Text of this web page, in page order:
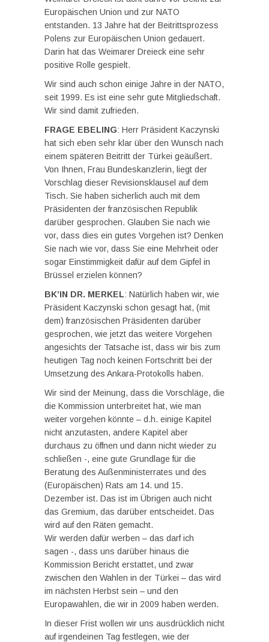
Europäischen Union und zur NATO
entstanden. 13 Jahre hat der Beitrittsprozess
Polens zur Europäischen Union gedauert.
Darin hat das Weimarer Dreieck eine sehr
positive Rolle gespielt.
Wir sind auch schon einige Jahre in der NATO,
seit 1999. Es ist eine sehr gute Mitgliedschaft.
Wir sind damit zufrieden.
FRAGE EBELING: Herr Präsident Kaczynski
hat sich eben sehr klar über den Wunsch nach
einem späteren Beitritt der Türkei geäußert.
Von Ihnen, Frau Bundeskanzlerin, liegt der
Vorschlag dieser Revisionsklausel auf dem
Tisch. Sie haben sicherlich auch mit dem
Präsidenten der französischen Republik
darüber gesprochen. Glauben Sie nach wie
vor, dass dies ein gutes Vorgehen ist? Denken
Sie nach wie vor, dass Sie eine Mehrheit oder
sogar Einstimmigkeit dafür auf dem Gipfel in
Brüssel erzielen können?
BK’IN DR. MERKEL: Natürlich haben wir, wie
Präsident Kaczynski schon gesagt hat, (mit
dem) französischen Präsidenten darüber
gesprochen, wie jetzt das weitere Vorgehen
angesichts der Tatsache ist, dass wir bis zum
heutigen Tag noch keinen Fortschritt bei der
Umsetzung des Ankara-Protokolls haben.
Wir sind der Meinung, dass die Vorschläge, die
die Kommission unterbreitet hat, wie man
weiter vorgehen könnte – d.h. einige Kapitel
nicht anzutasten, andere Kapitel aber
durchaus zu öffnen und dann nicht wieder zu
schließen -, eine gute Grundlage für die
Beratung des Außenministerrates und des
(Europäischen) Rats am 14. und 15.
Dezember ist. Das ist im Übrigen auch nicht
das Gremium, das darüber entscheidet. Das
wird auf den Räten gemacht.
Wir werden dafür werben – das darf ich
sagen -, dass uns darüber hinaus die
Kommission Bericht erstattet, und zwar
zwischen den Wahlen in der Türkei – das wird
im nächsten Herbst sein – und den
Europawahlen, die wir in 2009 haben werden.
In dieser Frist wollen wir uns ausdrücklich nicht
auf irgendeinen Tag festlegen, wie der